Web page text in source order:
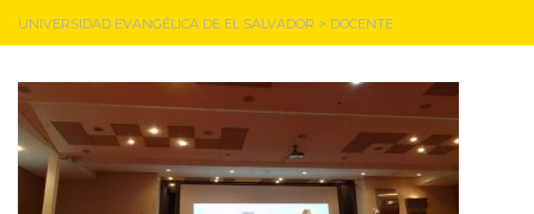
UNIVERSIDAD EVANGÉLICA DE EL SALVADOR > DOCENTE